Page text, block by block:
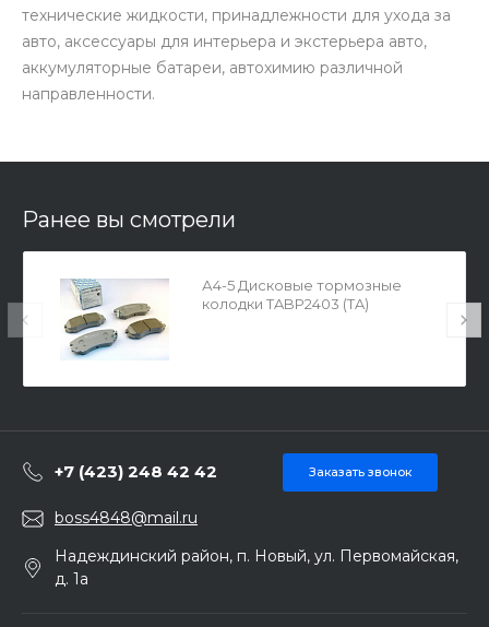
технические жидкости, принадлежности для ухода за
авто, аксессуары для интерьера и экстерьера авто,
аккумуляторные батареи, автохимию различной
направленности.
Ранее вы смотрели
А4-5 Дисковые тормозные
колодки TABP2403 (TA)
+7 (423) 248 42 42 Заказать звонок
boss4848@mail.ru
Надеждинский район, п. Новый, ул. Первомайская,
д. 1а